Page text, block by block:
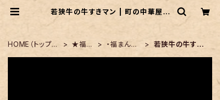
若狭牛の牛すきマン | 町の中華屋さ
HOME（トップ画
★福ま
・福まんり
若狭牛の牛すき